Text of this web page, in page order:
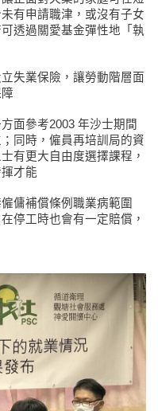
有申請職津，或沒有子女
透過關愛基金彈性地「執
失業保險，讓勞動階層面
面參考2003 年沙士期間
同時，僱員再培訓局的資
有更大自由度選擇課程，
才能
傭補償條例職業病範圍
停工時也會有一定賠償，